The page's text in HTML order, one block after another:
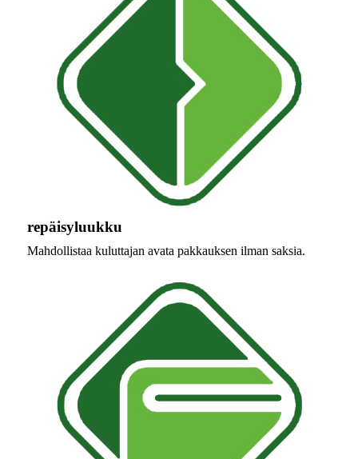
repäisyluukku
Mahdollistaa kuluttajan avata pakkauksen ilman saksia.